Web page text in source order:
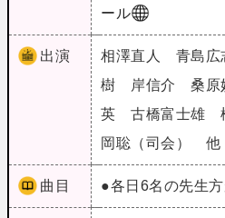
ール
出演
相澤直人 青島
樹 岸信介 桑原
英 古橋富士雄
岡聡（司会） 他
曲目 ●各日6名の先生